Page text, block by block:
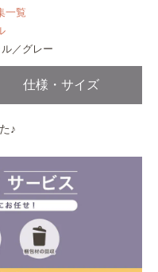
一覧
／グレー
仕様・サイズ
♪